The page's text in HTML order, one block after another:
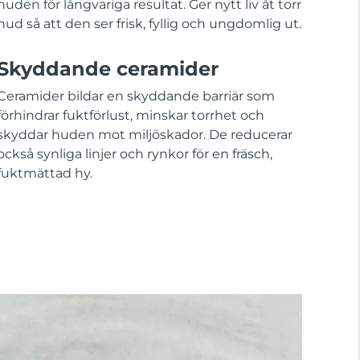
för långvariga resultat. Ger nytt liv åt torr
så att den ser frisk, fyllig och ungdomlig ut.
ceramider
bildar en skyddande barriär som
fuktförlust, minskar torrhet och
huden mot miljöskador. De reducerar
synliga linjer och rynkor för en fräsch,
hy.